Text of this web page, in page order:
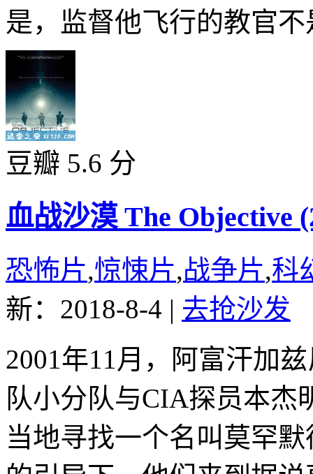
是，监督他飞行的教官
豆瓣 5.6 分
血战沙漠 The Objective
恐怖片,惊悚片,战争片,科
新：2018-8-4 | 去抢沙发
2001年11月，阿富汗加
队小分队与CIA探员本杰
当地寻找一个名叫莫罕